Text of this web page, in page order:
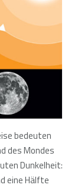
bedeuten
des Mondes
Dunkelheit:
eine Hälfte